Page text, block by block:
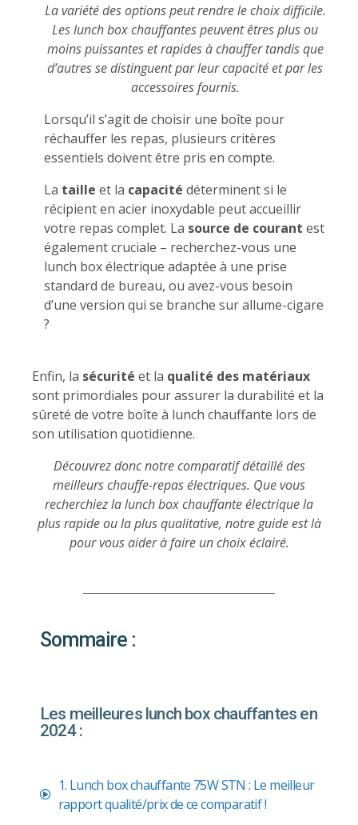
La variété des options peut rendre le choix difficile.
Les lunch box chauffantes peuvent êtres plus ou
moins puissantes et rapides à chauffer tandis que
d’autres se distinguent par leur capacité et par les
accessoires fournis.
Lorsqu’il s’agit de choisir une boîte pour
réchauffer les repas, plusieurs critères
essentiels doivent être pris en compte.
La taille et la capacité déterminent si le
récipient en acier inoxydable peut accueillir
votre repas complet. La source de courant est
également cruciale – recherchez-vous une
lunch box électrique adaptée à une prise
standard de bureau, ou avez-vous besoin
d’une version qui se branche sur allume-cigare
?
Enfin, la sécurité et la qualité des matériaux
sont primordiales pour assurer la durabilité et la
sûreté de votre boîte à lunch chauffante lors de
son utilisation quotidienne.
Découvrez donc notre comparatif détaillé des
meilleurs chauffe-repas électriques. Que vous
recherchiez la lunch box chauffante électrique la
plus rapide ou la plus qualitative, notre guide est là
pour vous aider à faire un choix éclairé.
Sommaire :
Les meilleures lunch box chauffantes en
2024 :
1. Lunch box chauffante 75W STN : Le meilleur
rapport qualité/prix de ce comparatif !